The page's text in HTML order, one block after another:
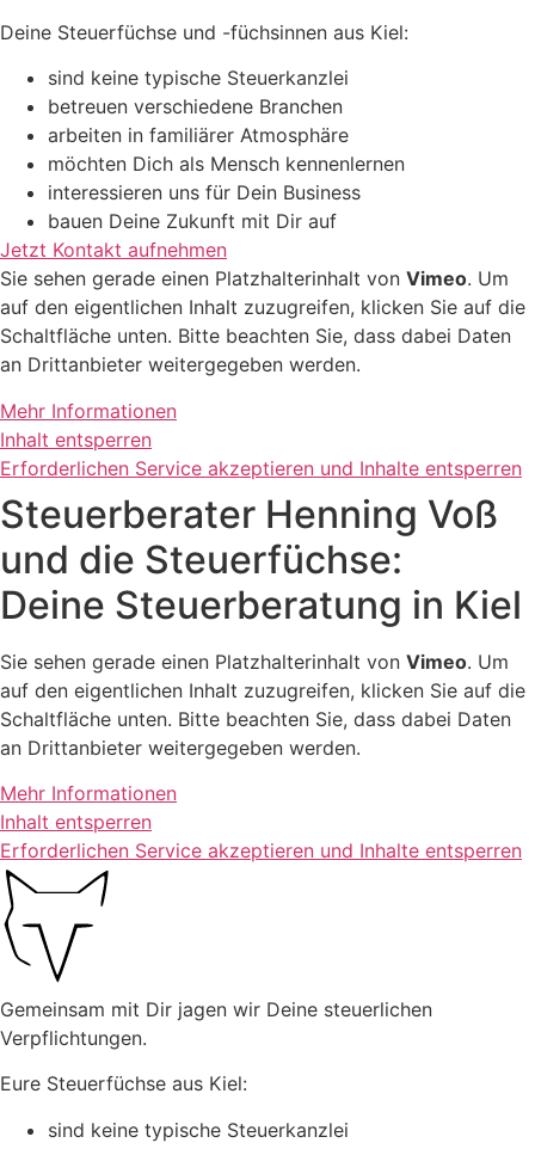
Deine Steuerfüchse und -füchsinnen aus Kiel:
sind keine typische Steuerkanzlei
betreuen verschiedene Branchen
arbeiten in familiärer Atmosphäre
möchten Dich als Mensch kennenlernen
interessieren uns für Dein Business
bauen Deine Zukunft mit Dir auf
Jetzt Kontakt aufnehmen
Sie sehen gerade einen Platzhalterinhalt von Vimeo. Um
auf den eigentlichen Inhalt zuzugreifen, klicken Sie auf die
Schaltfläche unten. Bitte beachten Sie, dass dabei Daten
an Drittanbieter weitergegeben werden.
Mehr Informationen
Inhalt entsperren
Erforderlichen Service akzeptieren und Inhalte entsperren
Steuerberater Henning Voß
und die Steuerfüchse:
Deine Steuerberatung in Kiel
Sie sehen gerade einen Platzhalterinhalt von Vimeo. Um
auf den eigentlichen Inhalt zuzugreifen, klicken Sie auf die
Schaltfläche unten. Bitte beachten Sie, dass dabei Daten
an Drittanbieter weitergegeben werden.
Mehr Informationen
Inhalt entsperren
Erforderlichen Service akzeptieren und Inhalte entsperren
Gemeinsam mit Dir jagen wir Deine steuerlichen
Verpflichtungen.
Eure Steuerfüchse aus Kiel:
sind keine typische Steuerkanzlei